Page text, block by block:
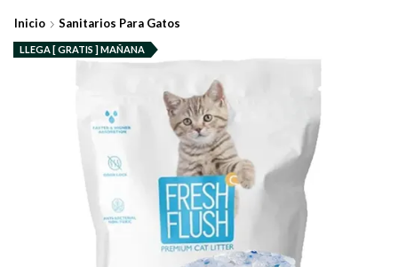
Inicio Sanitarios Para Gatos
LLEGA [ GRATIS ] MAÑANA